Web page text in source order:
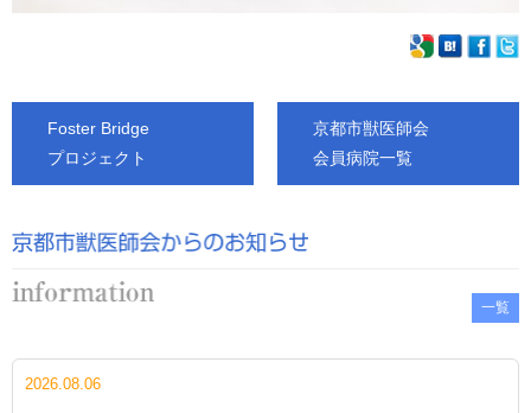
Foster Bridge
プロジェクト
京都市獣医師会
会員病院一覧
一覧
2026.08.06